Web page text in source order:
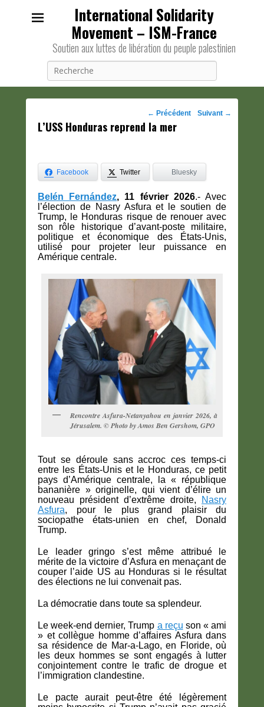
International Solidarity
Movement – ISM-France
Soutien aux luttes de libération du peuple palestinien
Navigation
des
← Précédent Suivant →
L’USS Honduras reprend la mer
Facebook Twitter Bluesky
Belén Fernández, 11 février 2026.- Avec
l’élection de Nasry Asfura et le soutien de
Trump, le Honduras risque de renouer avec
son rôle historique d’avant-poste militaire,
politique et économique des États-Unis,
utilisé pour projeter leur puissance en
Amérique centrale.
Rencontre Asfura-Netanyahou en janvier 2026, à
Jérusalem. © Photo by Amos Ben Gershom, GPO
Tout se déroule sans accroc ces temps-ci
entre les États-Unis et le Honduras, ce petit
pays d’Amérique centrale, la « république
bananière » originelle, qui vient d’élire un
nouveau président d’extrême droite,
Nasry
Asfura, pour le plus grand plaisir du
sociopathe états-unien en chef, Donald
Trump.
Le leader gringo s’est même attribué le
mérite de la victoire d’Asfura en menaçant de
couper l’aide US au Honduras si le résultat
des élections ne lui convenait pas.
La démocratie dans toute sa splendeur.
Le week-end dernier, Trump a reçu son « ami
» et collègue homme d’affaires Asfura dans
sa résidence de Mar-a-Lago, en Floride, où
les deux hommes se sont engagés à lutter
conjointement contre le trafic de drogue et
l’immigration clandestine.
Le pacte aurait peut-être été légèrement